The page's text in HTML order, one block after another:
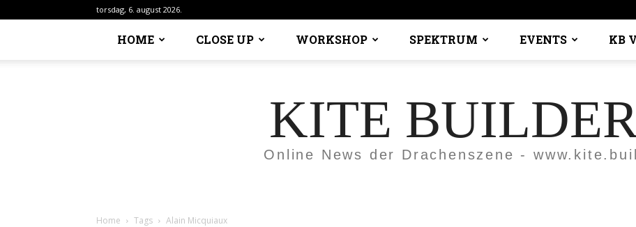
torsdag, 6. august 2026.
HOME CLOSE UP WORKSHOP SPEKTRUM EVENTS KB
KITE
Online News der Drachenszene -
Home Tags Alain Micquiaux